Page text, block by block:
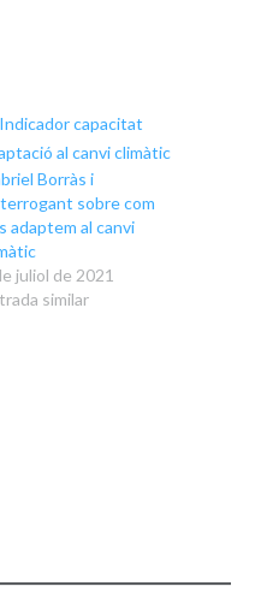
Borràs i
sobre com
adaptem al canvi
juliol de 2021
similar